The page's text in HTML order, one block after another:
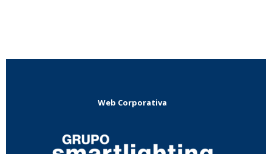
Web Corporativa